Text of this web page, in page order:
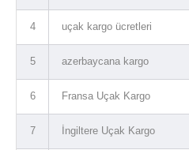
4 uçak kargo ücretleri
5 azerbaycana kargo
6 Fransa Uçak Kargo
7 İngiltere Uçak Kargo